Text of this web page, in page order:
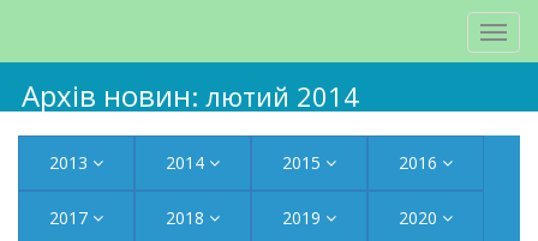
Архів новин: лютий 2014
2013 2014 2015 2016
2017 2018 2019 2020